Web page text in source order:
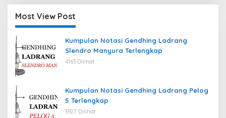
Most View Post
Kumpulan Notasi Gendhing Ladrang
Slendro Manyura Terlengkap
4163 Dilihat
Kumpulan Notasi Gendhing Ladrang Pelog
5 Terlengkap
3927 Dilihat